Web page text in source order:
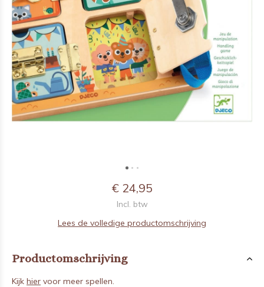
€ 24,95
Incl. btw
Lees de volledige productomschrijving
Productomschrijving
Kijk hier voor meer spellen.